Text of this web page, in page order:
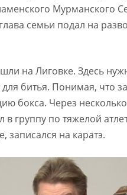
Мурманского
семьи подал на
на Лиговке. Здесь
битья. Понимая, что
бокса. Через
в группу по тяжелой
записался на каратэ.